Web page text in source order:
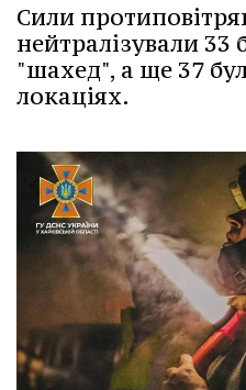
Сили
нейтралізували 33
"шахед", а ще 37
локаціях.